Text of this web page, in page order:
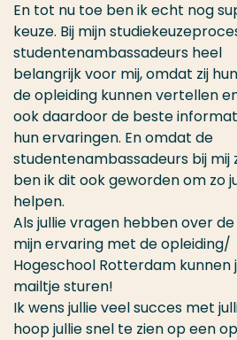
En tot nu toe ben ik echt nog
keuze. Bij mijn
studentenambassadeurs heel
belangrijk voor mij, omdat zij
de opleiding kunnen vertellen
ook daardoor de beste
hun ervaringen. En omdat de
studentenambassadeurs bij mij
ben ik dit ook geworden om zo
helpen.
Als jullie vragen hebben over
mijn ervaring met de opleiding/
Hogeschool Rotterdam kunnen
mailtje sturen!
Ik wens jullie veel succes met
hoop jullie snel te zien op een